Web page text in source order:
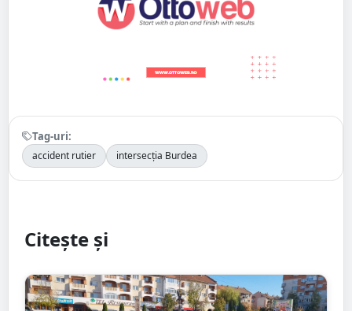
Tag-uri:
accident rutier intersecția Burdea
Citește și